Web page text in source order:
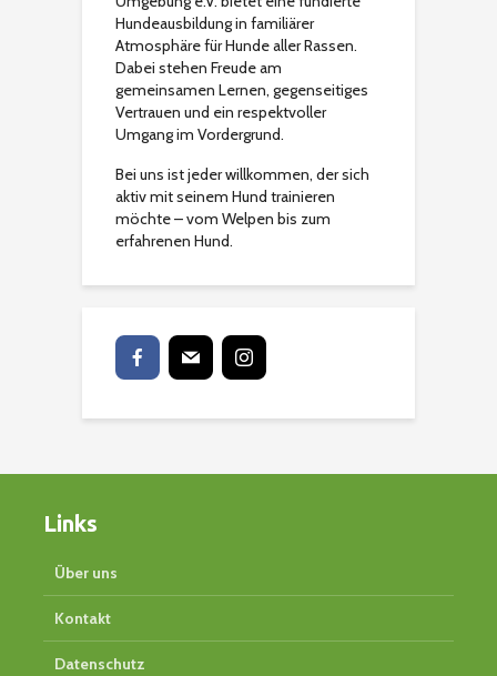
Hundeausbildung in familiärer
Atmosphäre für Hunde aller Rassen.
Dabei stehen Freude am
gemeinsamen Lernen, gegenseitiges
Vertrauen und ein respektvoller
Umgang im Vordergrund.
Bei uns ist jeder willkommen, der sich
aktiv mit seinem Hund trainieren
möchte – vom Welpen bis zum
erfahrenen Hund.
Links
Über uns
Kontakt
Datenschutz